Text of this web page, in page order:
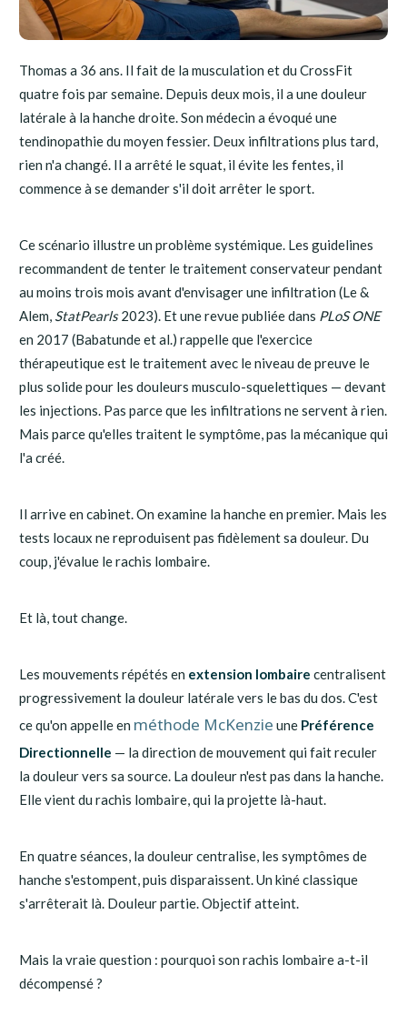
Thomas a 36 ans. Il fait de la musculation et du CrossFit
quatre fois par semaine. Depuis deux mois, il a une douleur
latérale à la hanche droite. Son médecin a évoqué une
tendinopathie du moyen fessier. Deux infiltrations plus tard,
rien n'a changé. Il a arrêté le squat, il évite les fentes, il
commence à se demander s'il doit arrêter le sport.
Ce scénario illustre un problème systémique. Les guidelines
recommandent de tenter le traitement conservateur pendant
au moins trois mois avant d'envisager une infiltration (Le &
Alem, StatPearls2023). Et une revue publiée dans PLoS ONE
en 2017 (Babatunde et al.) rappelle que l'exercice
thérapeutique est le traitement avec le niveau de preuve le
plus solide pour les douleurs musculo-squelettiques — devant
les injections. Pas parce que les infiltrations ne servent à rien.
Mais parce qu'elles traitent le symptôme, pas la mécanique qui
l'a créé.
Il arrive en cabinet. On examine la hanche en premier. Mais les
tests locaux ne reproduisent pas fidèlement sa douleur. Du
coup, j'évalue le rachis lombaire.
Et là, tout change.
Les mouvements répétés en extension lombaire centralisent
progressivement la douleur latérale vers le bas du dos. C'est
ce qu'on appelle en méthode McKenzie une Préférence
Directionnelle — la direction de mouvement qui fait reculer
la douleur vers sa source. La douleur n'est pas dans la hanche.
Elle vient du rachis lombaire, qui la projette là-haut.
En quatre séances, la douleur centralise, les symptômes de
hanche s'estompent, puis disparaissent. Un kiné classique
s'arrêterait là. Douleur partie. Objectif atteint.
Mais la vraie question : pourquoi son rachis lombaire a-t-il
décompensé ?